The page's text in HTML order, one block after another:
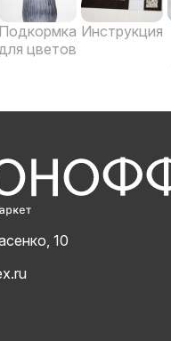
Подкормка
цветов
Инструкция
10